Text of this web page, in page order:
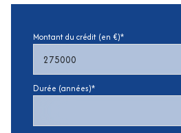
Montant du crédit (en €)*
Durée (années)*